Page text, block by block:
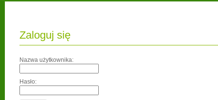
Zaloguj się
Nazwa użytkownika:
Hasło: